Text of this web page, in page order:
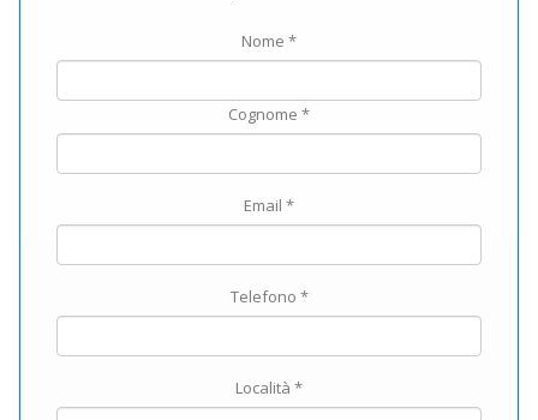
Nome *
Cognome *
Email *
Telefono *
Località *